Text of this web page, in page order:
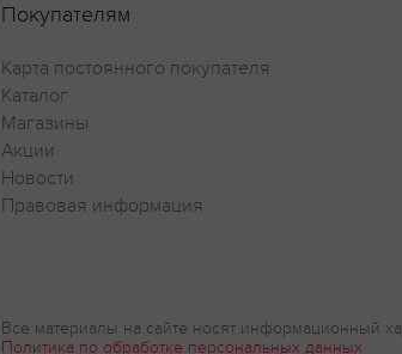
Оставить отзыв
Покупателям
Карта постоянного покупателя
Каталог
Магазины
Акции
Новости
Правовая информация
Все материалы на сайте носят информационный
Политика по обработке персональных данных